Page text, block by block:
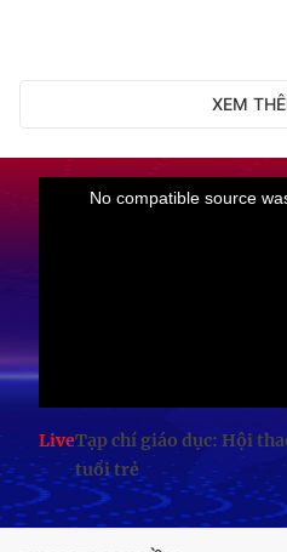
XEM
LiveTạp chí giáo dục: Hội
tuổi trẻ